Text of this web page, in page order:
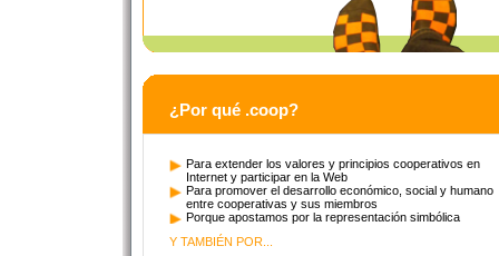
¿Por qué .coop?
Para extender los valores y principios cooperativos en
Internet y participar en la Web
Para promover el desarrollo económico, social y humano
entre cooperativas y sus miembros
Porque apostamos por la representación simbólica
Y TAMBIÉN POR...